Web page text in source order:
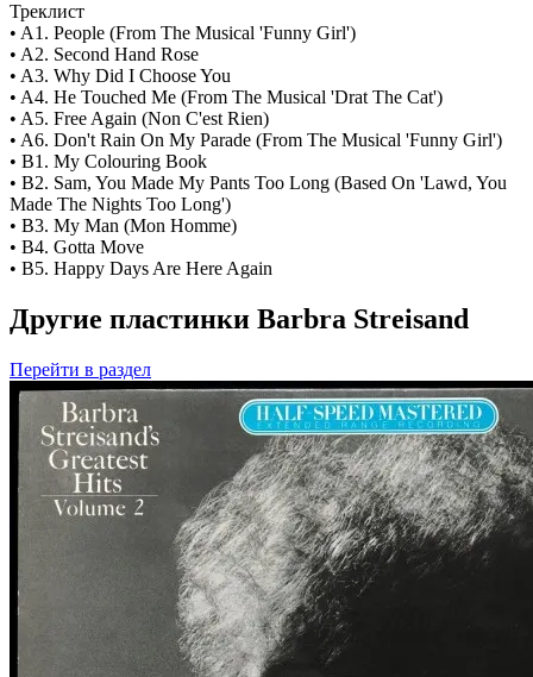
Треклист
• A1. People (From The Musical 'Funny Girl')
• A2. Second Hand Rose
• A3. Why Did I Choose You
• A4. He Touched Me (From The Musical 'Drat The Cat')
• A5. Free Again (Non C'est Rien)
• A6. Don't Rain On My Parade (From The Musical 'Funny Girl')
• B1. My Colouring Book
• B2. Sam, You Made My Pants Too Long (Based On 'Lawd, You
Made The Nights Too Long')
• B3. My Man (Mon Homme)
• B4. Gotta Move
• B5. Happy Days Are Here Again
Другие пластинки Barbra Streisand
Перейти в раздел